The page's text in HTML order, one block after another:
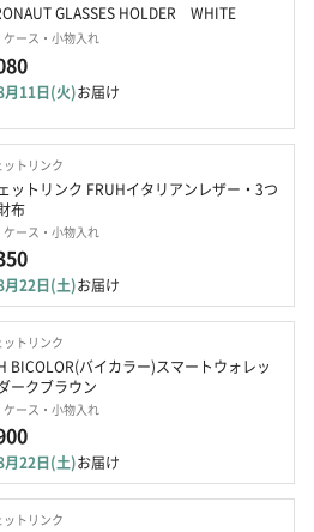
GLASSES HOLDER　WHITE
ケース・小物入れ
月11日(火)お届け
ットリンク
ットリンク FRUHイタリアンレザー・3つ
布
ケース・小物入れ
月22日(土)お届け
ットリンク
BICOLOR(バイカラー)スマートウォレッ
ークブラウン
ケース・小物入れ
月22日(土)お届け
ットリンク